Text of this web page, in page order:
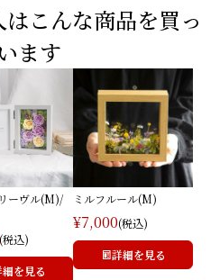
こんな商品を買っ
ます
ーヴル(M)/
(税込)
を見る
ミルフルール(M)
¥7,000(税込)
詳細を見る